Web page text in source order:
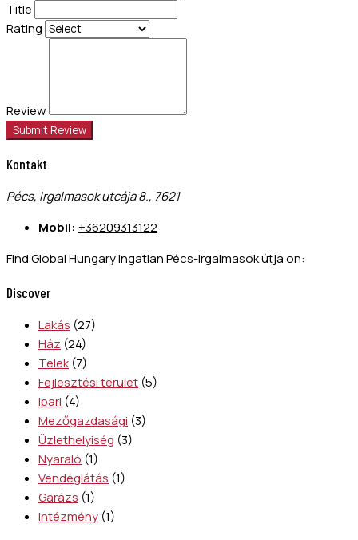
Title
Rating
Review
Submit Review
Kontakt
Pécs, Irgalmasok utcája 8., 7621
Mobil: +36209313122
Find Global Hungary Ingatlan Pécs-Irgalmasok útja on:
Discover
Lakás (27)
Ház (24)
Telek (7)
Fejlesztési terület (5)
Ipari (4)
Mezőgazdasági (3)
Üzlethelyiség (3)
Nyaraló (1)
Vendéglátás (1)
Garázs (1)
intézmény (1)